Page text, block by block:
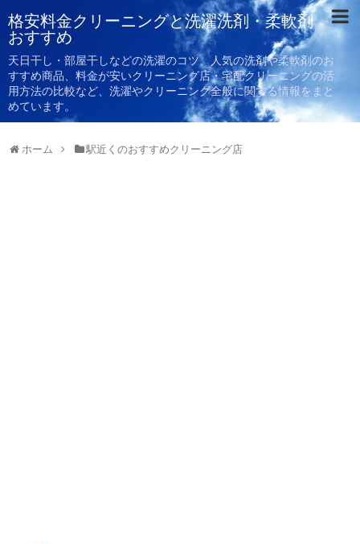
格安料金クリーニングと洗濯洗剤・柔軟剤
おすすめ
天日干し・部屋干しなどの洗濯のコツ、人気の洗剤や柔軟剤のお
すすめ商品、料金が安いクリーニング店・宅配クリーニングの活
用方法の比較など、洗濯やクリーニング全般に関する情報をまと
めています。
ホーム 駅近くのおすすめクリーニング店